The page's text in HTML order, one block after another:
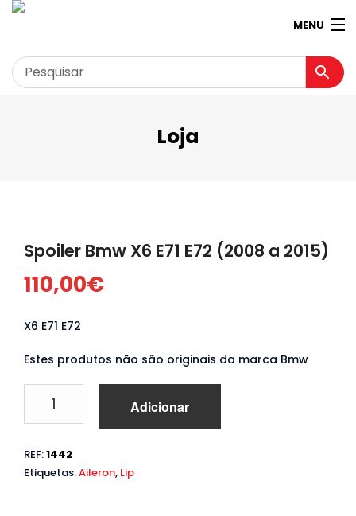
MENU
Garagem
Loja Virtual 360º
Loja
Spoiler Bmw X6 E71 E72 (2008 a 2015)
110,00€
X6 E71 E72
Estes produtos não são originais da marca Bmw
Spoiler
X6
E71
Adicionar
REF:1442
Etiquetas:Aileron, Lip